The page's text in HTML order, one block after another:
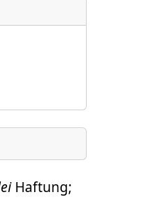
Haftung;